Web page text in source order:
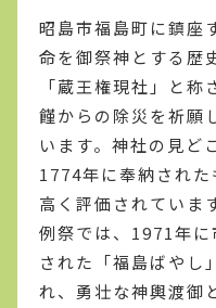
昭島市福島町に鎮座
命を御祭神とする歴
「蔵王権現社」と
饉からの除災を祈願
います。神社の見ど
1774年に奉納され
高く評価されていま
例祭では、1971年
された「福島ばやし
れ、勇壮な神輿渡御